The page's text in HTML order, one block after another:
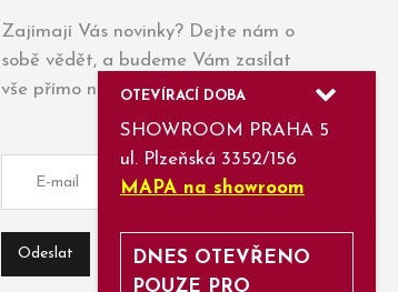
Zajímají Vás novinky? Dejte nám o
sobě vědět, a budeme Vám zasílat
vše přímo na e-mail.OTEVÍRACÍ DOBA
SHOWROOM PRAHA 5
ul. Plzeňská 3352/156
MAPA na showroom
DNES OTEVŘENO
POUZE PRO